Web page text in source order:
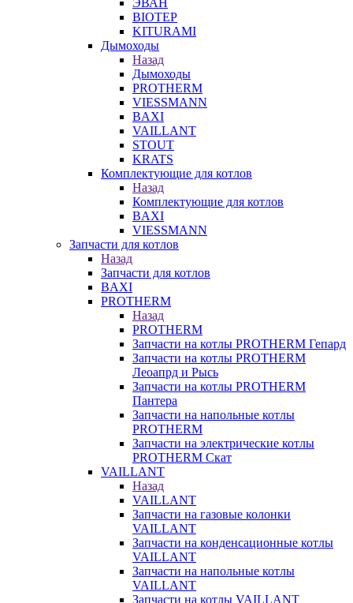
ЭВАН
BIOTEP
KITURAMI
Дымоходы
Назад
Дымоходы
PROTHERM
VIESSMANN
BAXI
VAILLANT
STOUT
KRATS
Комплектующие для котлов
Назад
Комплектующие для котлов
BAXI
VIESSMANN
Запчасти для котлов
Назад
Запчасти для котлов
BAXI
PROTHERM
Назад
PROTHERM
Запчасти на котлы PROTHERM Гепард
Запчасти на котлы PROTHERM
Леоапрд и Рысь
Запчасти на котлы PROTHERM
Пантера
Запчасти на напольные котлы
PROTHERM
Запчасти на электрические котлы
PROTHERM Скат
VAILLANT
Назад
VAILLANT
Запчасти на газовые колонки
VAILLANT
Запчасти на конденсационные котлы
VAILLANT
Запчасти на напольные котлы
VAILLANT
Запчасти на котлы VAILLANT